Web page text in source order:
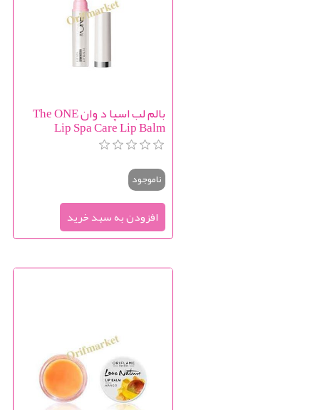
بالم لب اسپا د وان The ONE
Lip Spa Care Lip Balm
ناموجود